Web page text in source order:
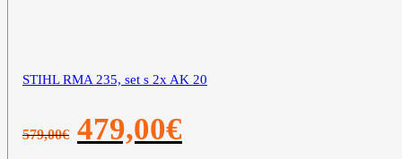
STIHL RMA 235, set s 2x AK 20
579,00€
Pôvodná
cena
479,00€